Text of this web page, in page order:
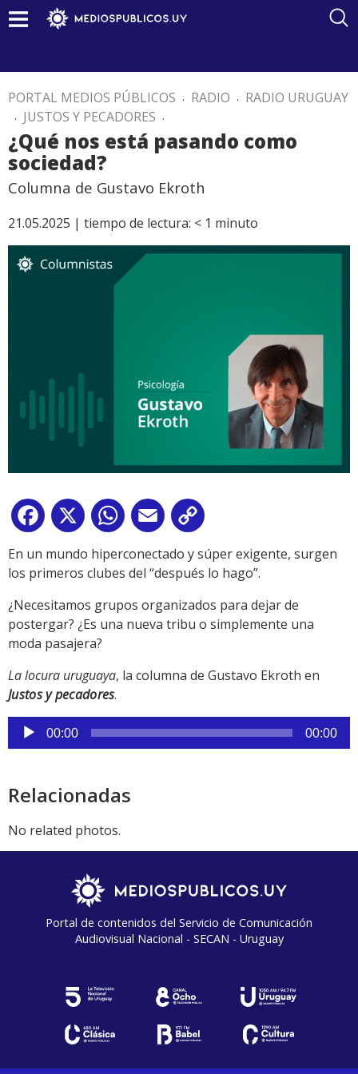
PORTAL MEDIOS PÚBLICOS . RADIO . RADIO URUGUAY
. JUSTOS Y PECADORES .
¿Qué nos está pasando como
sociedad?
Columna de Gustavo Ekroth
21.05.2025 | tiempo de lectura: < 1 minuto
Facebook
X WhatsApp
Email
Link
En un mundo hiperconectado y súper exigente, surgen
los primeros clubes del “después lo hago”.
¿Necesitamos grupos organizados para dejar de
postergar? ¿Es una nueva tribu o simplemente una
moda pasajera?
La locura uruguaya, la columna de Gustavo Ekroth en
Justos y pecadores.
Reproductor
de
00:00 00:00
Relacionadas
No related photos.
Portal de contenidos del Servicio de Comunicación
Audiovisual Nacional - SECAN - Uruguay